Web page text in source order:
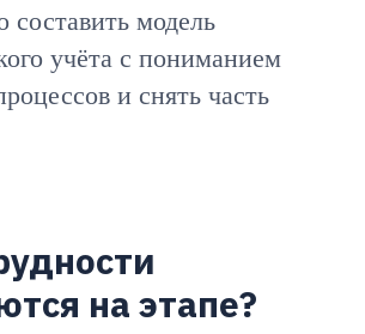
составить модель
учёта с пониманием
и снять часть
на этапе?